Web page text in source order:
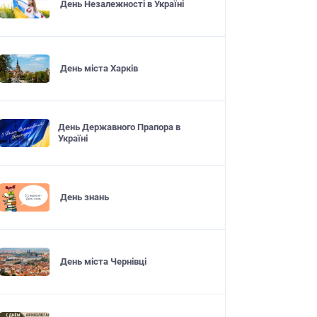
День Незалежності в Україні
День міста Харків
День Державного Прапора в
Україні
День знань
День міста Чернівці